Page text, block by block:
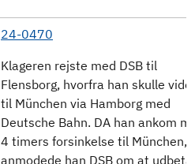
24-0470
Klageren rejste med DSB til
Flensborg, hvorfra han skulle
til München via Hamborg med
Deutsche Bahn. DA han ankom
4 timers forsinkelse til München,
anmodede han DSB om at